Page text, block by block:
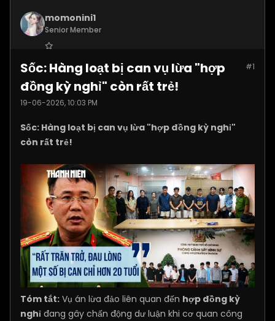
momonini1
Senior Member
Posts:5399 #1
Sốc: Hàng loạt bị can vụ lừa "hợp
đồng kỳ nghỉ" còn rất trẻ!
19-06-2026, 10:03 PM
Sốc: Hàng loạt bị can vụ lừa "hợp đồng kỳ nghỉ"
còn rất trẻ!
Tóm tắt: Vụ án lừa đảo liên quan đến hợp đồng kỳ
nghỉ đang gây chấn động dư luận khi cơ quan công